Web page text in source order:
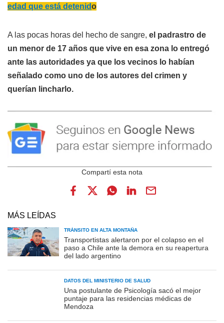
edad que está detenido
A las pocas horas del hecho de sangre, el padrastro de
un menor de 17 años que vive en esa zona lo entregó
ante las autoridades ya que los vecinos lo habían
señalado como uno de los autores del crimen y
querían lincharlo.
MÁS LEÍDAS
TRÁNSITO EN ALTA MONTAÑA
Transportistas alertaron por el colapso en el
paso a Chile ante la demora en su reapertura
del lado argentino
DATOS DEL MINISTERIO DE SALUD
Una postulante de Psicología sacó el mejor
puntaje para las residencias médicas de
Mendoza